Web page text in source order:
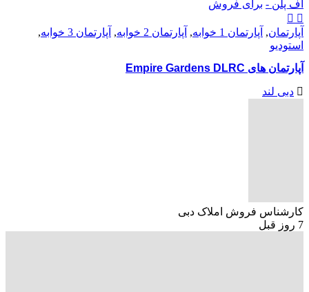
آف پلن - برای فروش
آپارتمان, آپارتمان 1 خوابه , آپارتمان 2 خوابه , آپارتمان 3 خوابه
,
استودیو
آپارتمان های Empire Gardens DLRC
دبی لند
کارشناس فروش املاک دبی
7 روز قبل